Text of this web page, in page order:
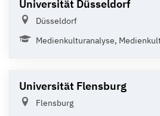
Universität Düsseldorf
Düsseldorf
Medienkulturanalyse,
Universität Flensburg
Flensburg